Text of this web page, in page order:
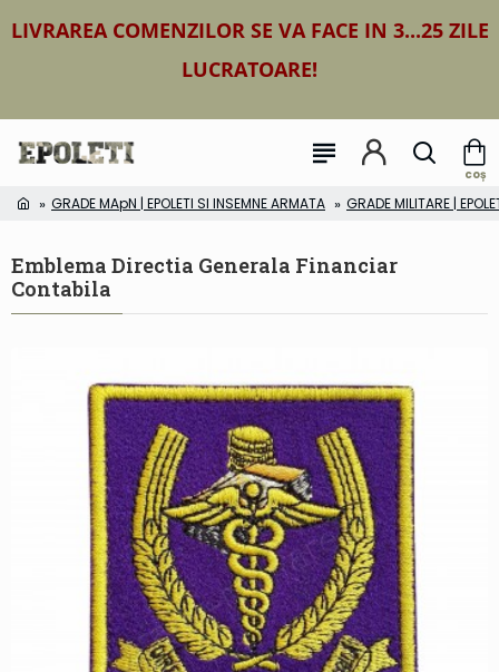
LIVRAREA COMENZILOR SE VA FACE IN 3...25 ZILE
LUCRATOARE!
GRADE MApN | EPOLETI SI INSEMNE ARMATA GRADE MILITARE |
Emblema Directia Generala Financiar
Contabila